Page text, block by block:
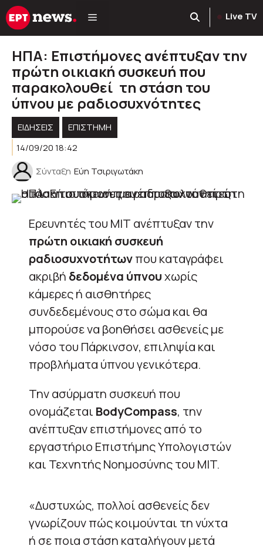
Μετάβαση
σε
Live TV
ΗΠΑ: Επιστήμονες ανέπτυξαν την
πρώτη οικιακή συσκευή που
παρακολουθεί τη στάση του
ύπνου με ραδιοσυχνότητες
ΕΙΔΗΣΕΙΣ
ΕΠΙΣΤΗΜΗ
14/09/20 18:42
Σύνταξη Εύη Τσιριγωτάκη
Ερευνητές του MIT ανέπτυξαν την
πρώτη οικιακή συσκευή
ραδιοσυχνοτήτωνπου καταγράφει
ακριβή δεδομένα ύπνουχωρίς
κάμερες ή αισθητήρες
συνδεδεμένους στο σώμα και θα
μπορούσε να βοηθήσει ασθενείς με
νόσο του Πάρκινσον, επιληψία και
προβλήματα ύπνου γενικότερα.
Την ασύρματη συσκευή που
ονομάζεται BodyCompass, την
ανέπτυξαν επιστήμονες από το
εργαστήριο Επιστήμης Υπολογιστών
και Τεχνητής Νοημοσύνης του MIT.
«Δυστυχώς, πολλοί ασθενείς δεν
γνωρίζουν πώς κοιμούνται τη νύχτα
ή σε ποια στάση καταλήγουν μετά